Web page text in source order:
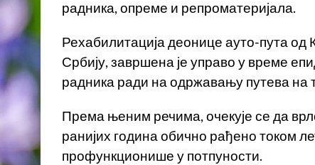
радника, опреме и репроматеријала.
Рехабилитација деонице ауто-пута од
Србију, завршена је управо у време
радника ради на одржавању путева на
Према њеним речима, очекује се да
ранијих година обично рађено током
профункционише у потпуности.